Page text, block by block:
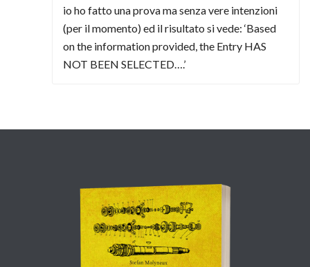
io ho fatto una prova ma senza vere intenzioni
(per il momento) ed il risultato si vede: ‘Based
on the information provided, the Entry HAS
NOT BEEN SELECTED….’